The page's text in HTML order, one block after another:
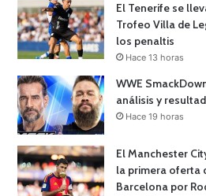
El Tenerife se
Trofeo Villa de
los penaltis
Hace 13 horas
WWE
análisis y
Hace 19 horas
El Manchester
la primera oferta
Barcelona por